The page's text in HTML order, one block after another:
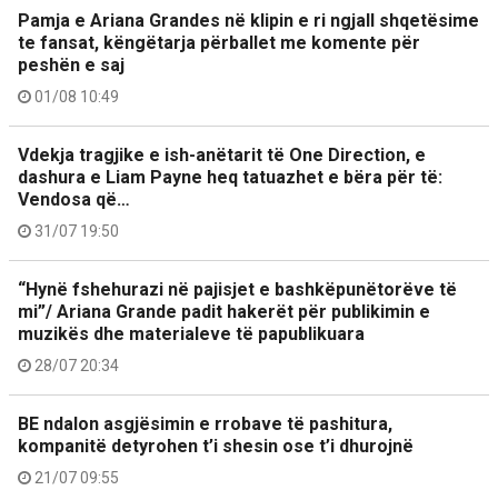
Pamja e Ariana Grandes në klipin e ri ngjall shqetësime
te fansat, këngëtarja përballet me komente për
peshën e saj
01/08 10:49
Vdekja tragjike e ish-anëtarit të One Direction, e
dashura e Liam Payne heq tatuazhet e bëra për të:
Vendosa që…
31/07 19:50
“Hynë fshehurazi në pajisjet e bashkëpunëtorëve të
mi”/ Ariana Grande padit hakerët për publikimin e
muzikës dhe materialeve të papublikuara
28/07 20:34
BE ndalon asgjësimin e rrobave të pashitura,
kompanitë detyrohen t’i shesin ose t’i dhurojnë
21/07 09:55